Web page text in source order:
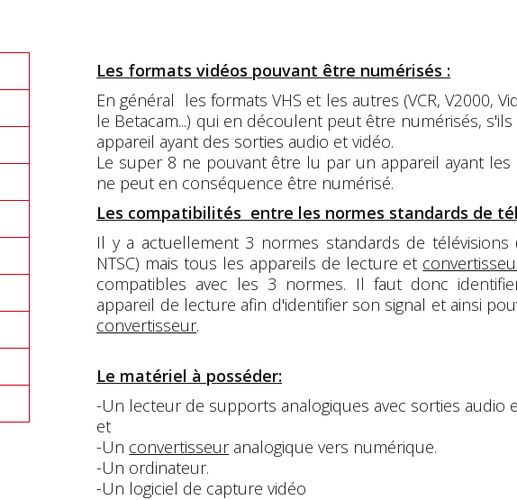
Les formats vidéos pouvant être numérisés :
En général les formats VHS et les autres (VCR, V2000,
le Betacam...) qui en découlent peut être numérisés,
appareil ayant des sorties audio et vidéo.
Le super 8 ne pouvant être lu par un appareil ayant les
ne peut en conséquence être numérisé.
Les compatibilités entre les normes standards de
Il y a actuellement 3 normes standards de télévisions
NTSC) mais tous les appareils de lecture et
compatibles avec les 3 normes. Il faut donc
appareil de lecture afin d'identifier son signal et ainsi
convertisseur.
Le matériel à posséder:
-Un lecteur de supports analogiques avec sorties audio
et
-Un convertisseuranalogique vers numérique.
-Un ordinateur.
-Un logiciel de capture vidéo